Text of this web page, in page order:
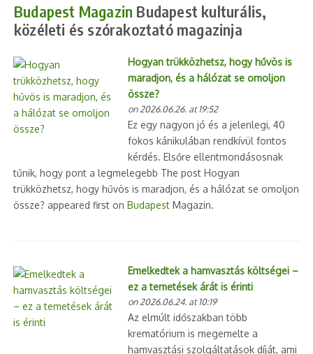
Budapest Magazin Budapest kulturális,
közéleti és szórakoztató magazinja
Hogyan trükközhetsz, hogy hűvös is
maradjon, és a hálózat se omoljon
össze?
on 2026.06.26. at 19:52
Ez egy nagyon jó és a jelenlegi, 40
fokos kánikulában rendkívül fontos
kérdés. Elsőre ellentmondásosnak
tűnik, hogy pont a legmelegebb The post Hogyan
trükközhetsz, hogy hűvös is maradjon, és a hálózat se omoljon
össze? appeared first onBudapest Magazin.
Emelkedtek a hamvasztás költségei –
ez a temetések árát is érinti
on 2026.06.24. at 10:19
Az elmúlt időszakban több
krematórium is megemelte a
hamvasztási szolgáltatások díját, ami